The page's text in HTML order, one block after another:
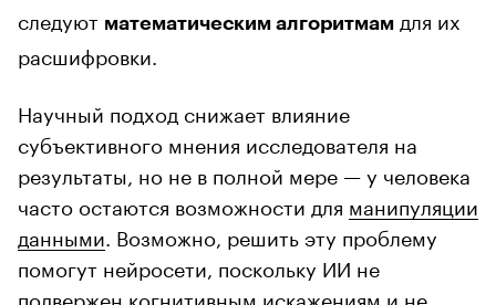
следуют математическим алгоритмам для их
расшифровки.
Научный подход снижает влияние
субъективного мнения исследователя на
результаты, но не в полной мере — у человека
часто остаются возможности для манипуляции
данными . Возможно, решить эту проблему
помогут нейросети, поскольку ИИ не
подвержен когнитивным искажениям и не